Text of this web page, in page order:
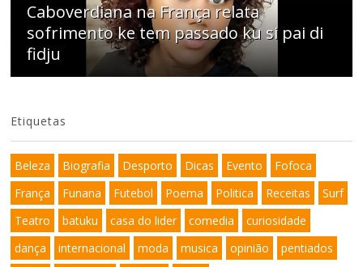
Caboverdiana na França relata
sofrimento ke tem passado ku si pai di
fidju
Etiquetas
Beleza Biografia Desporto Dicas Evento
Fofoca
França
Funana Futebol Poema Politica Receitas
Surf
Teatro
batuku casa do lider comedia
curiosidade
dança
internacional moda musica opinião
pentiados